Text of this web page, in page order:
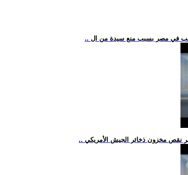
في مصر بسبب منع سيدة من ال
نقص مخزون ذخائر الجيش الأمريكي